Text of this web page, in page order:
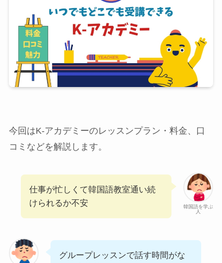
今回はK-アカデミーのレッスンプラン・料金、口
コミなどを解説します。
韓国語を学ぶ
人
仕事が忙しくて韓国語教室通い続
けられるか不安
グループレッスンで話す時間がな